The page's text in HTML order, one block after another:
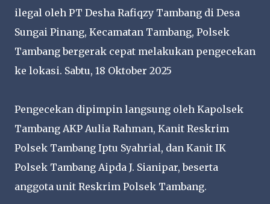
ilegal oleh PT Desha Rafiqzy Tambang di Desa
Sungai Pinang, Kecamatan Tambang, Polsek
Tambang bergerak cepat melakukan pengecekan
ke lokasi. Sabtu, 18 Oktober 2025
Pengecekan dipimpin langsung oleh Kapolsek
Tambang AKP Aulia Rahman, Kanit Reskrim
Polsek Tambang Iptu Syahrial, dan Kanit IK
Polsek Tambang Aipda J. Sianipar, beserta
anggota unit Reskrim Polsek Tambang.